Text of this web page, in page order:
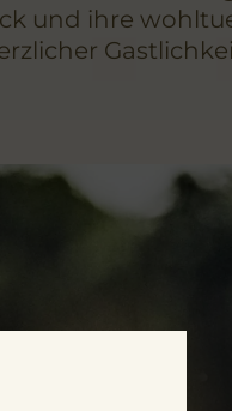
und ihre